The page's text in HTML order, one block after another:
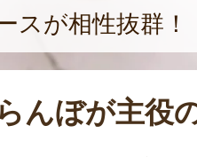
スが相性抜群！
んぼが主役